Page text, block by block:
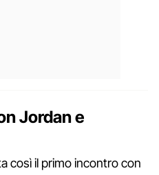
Jordan e
così il primo incontro con